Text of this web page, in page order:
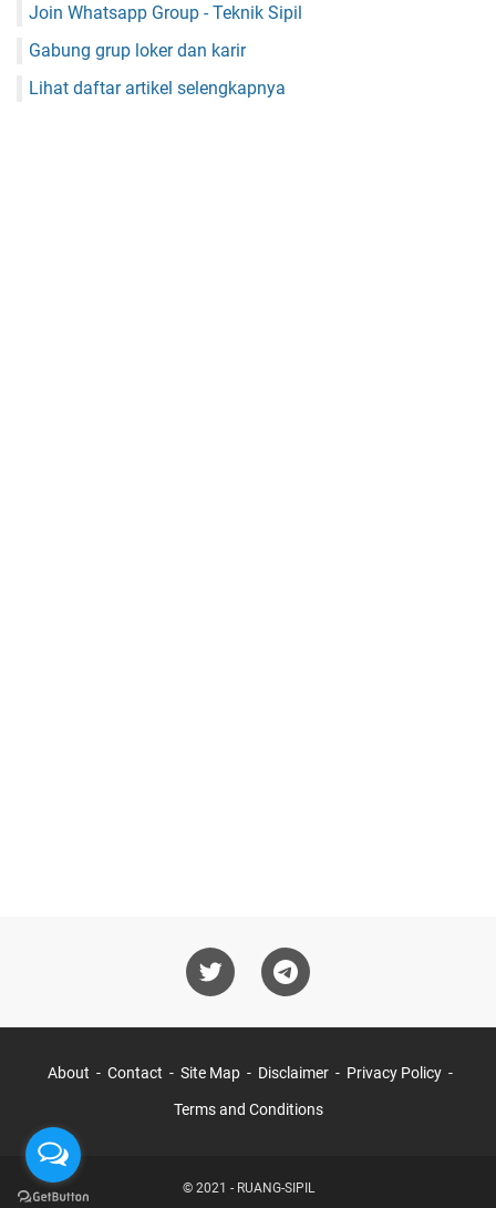
Join Whatsapp Group - Teknik Sipil
Gabung grup loker dan karir
Lihat daftar artikel selengkapnya
About Contact Site Map Disclaimer Privacy Policy
Terms and Conditions
© 2021 - RUANG-SIPIL